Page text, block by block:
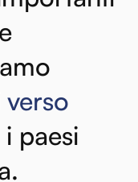
e
verso
i paesi